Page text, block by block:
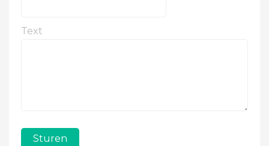
Text
Sturen